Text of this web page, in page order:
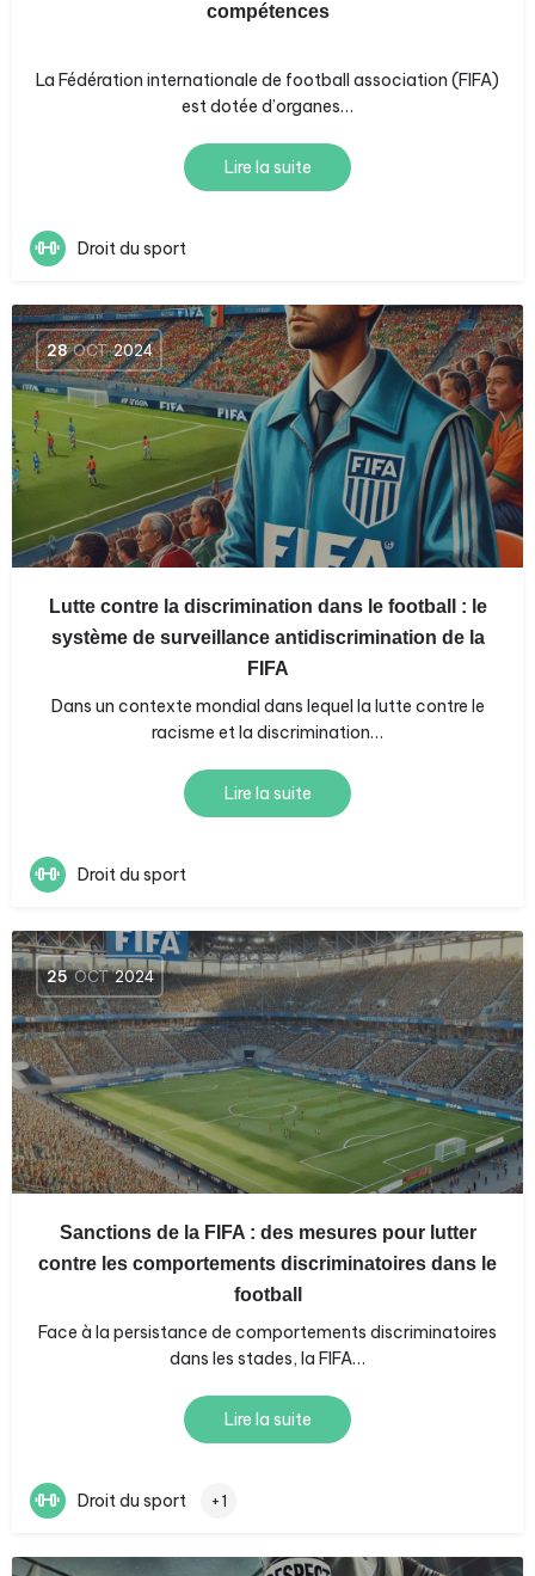
compétences
La Fédération internationale de football association (FIFA)
est dotée d’organes…
Lire la suite
Droit du sport
28 OCT 2024
Lutte contre la discrimination dans le football : le
système de surveillance antidiscrimination de la
FIFA
Dans un contexte mondial dans lequel la lutte contre le
racisme et la discrimination…
Lire la suite
Droit du sport
25 OCT 2024
Sanctions de la FIFA : des mesures pour lutter
contre les comportements discriminatoires dans le
football
Face à la persistance de comportements discriminatoires
dans les stades, la FIFA…
Lire la suite
Droit du sport +1